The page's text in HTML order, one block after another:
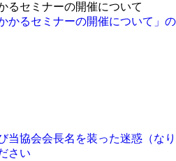
るセミナーの開催について
かるセミナーの開催について」の
当協会会長名を装った迷惑（なり
さい